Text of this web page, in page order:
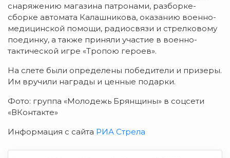
снаряжению магазина патронами, разборке-
сборке автомата Калашникова, оказанию военно-
медицинской помощи, радиосвязи и стрелковому
поединку, а также приняли участие в военно-
тактической игре «Тропою героев».
На слете были определены победители и призеры.
Им вручили награды и ценные подарки.
Фото: группа «Молодежь Брянщины» в соцсети
«ВКонтакте»
Информация с сайта РИА Стрела